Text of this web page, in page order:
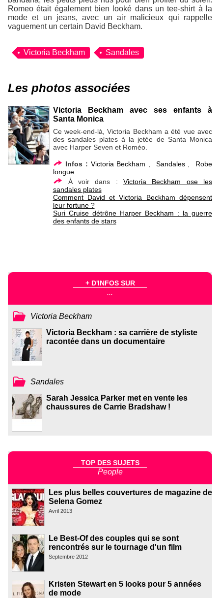
Romeo était également bien looké dans un tee-shirt à la
mode et un jeans, avec un air malicieux qui rappelle
vaguement un certain David Beckham.
Victoria Beckham Sandales
Les photos associées
Victoria Beckham avec ses enfants à
Santa Monica
Ce week-end-là, Victoria Beckham a été vue avec
des sandales plates à la jetée de Santa Monica
avec Harper Seven et Roméo.
Infos : Victoria Beckham , Sandales, Robe
longue
À voir dans :Victoria Beckham ose les
sandales plates
Comment David et Victoria Beckham dépensent
leur fortune ?
Suri Cruise détrône Harper Beckham : la guerre
des enfants de stars
+ D'INFOS SUR
...
Victoria Beckham
Victoria Beckham : sa carrière de styliste
racontée dans un documentaire
Sandales
Sarah Jessica Parker met en vente les
chaussures de Carrie Bradshaw !
TOP DES SUJETS
People
Les plus belles couvertures de magazine de
Selena Gomez
Avril 2013
Le Best-Of des couples qui se sont
rencontrés sur le tournage d'un film
Septembre 2012
Kristen Stewart en 5 looks pour 5 années
de mode